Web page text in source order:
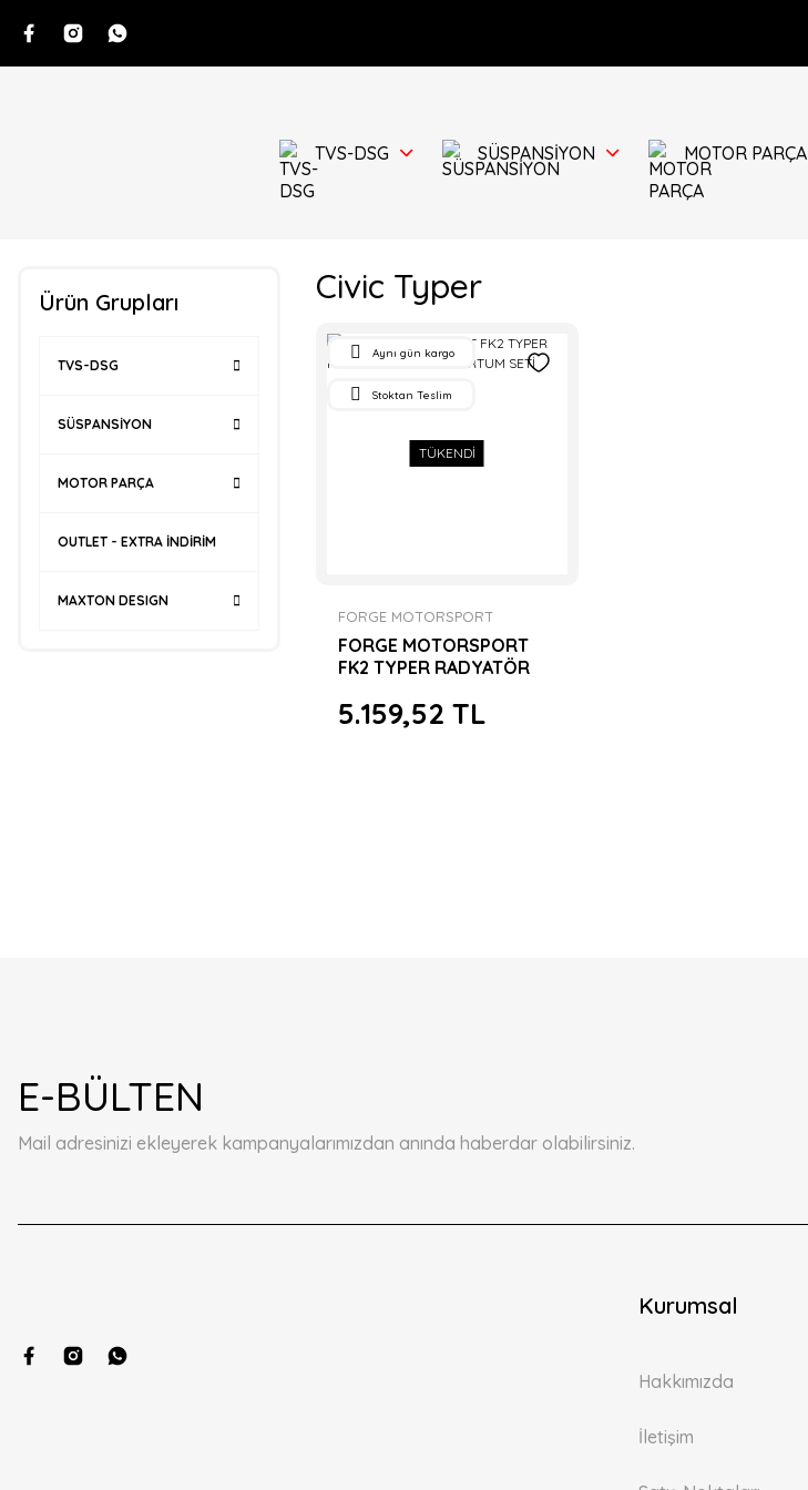
TVS-DSG SÜSPANSİYON MOTOR PARÇA
Ürün Grupları
TVS-DSG
SÜSPANSİYON
MOTOR PARÇA
OUTLET - EXTRA İNDİRİM
MAXTON DESIGN
Civic Typer
TÜKENDİ
Aynı gün kargo
Stoktan Teslim
FORGE MOTORSPORT
FORGE MOTORSPORT
FK2 TYPER RADYATÖR
5.159,52 TL
E-BÜLTEN
Mail adresinizi ekleyerek kampanyalarımızdan anında haberdar olabilirsiniz.
Kurumsal
Hakkımızda
İletişim